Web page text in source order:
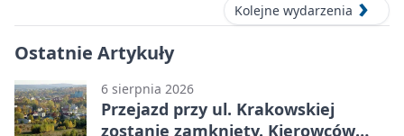
Kolejne wydarzenia
Ostatnie Artykuły
6 sierpnia 2026
Przejazd przy ul. Krakowskiej
zostanie zamknięty. Kierowców